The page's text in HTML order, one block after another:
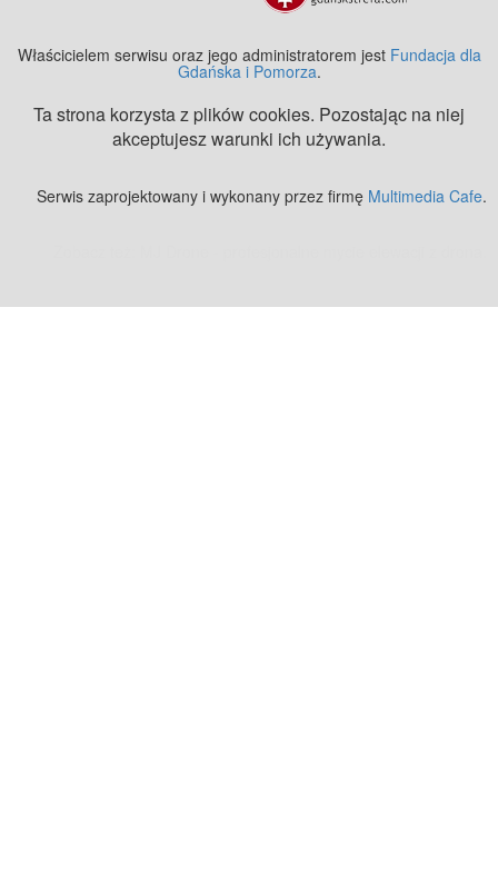
Właścicielem serwisu oraz jego administratorem jest Fundacja dla
Gdańska i Pomorza.
Ta strona korzysta z plików cookies. Pozostając na niej
akceptujesz warunki ich używania.
Serwis zaprojektowany i wykonany przez firmę Multimedia Cafe.